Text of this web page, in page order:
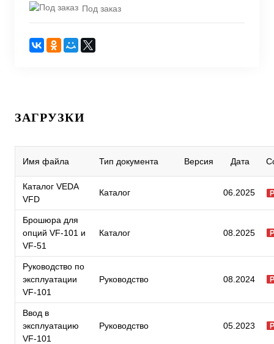
Под заказ
ЗАГРУЗКИ
Имя файла Тип документа Версия Дата
Каталог VEDA
VFD
Каталог 06.2025
Брошюра для
опций VF-101 и
VF-51
Каталог 08.2025
Руководство по
эксплуатации
VF-101
Руководство 08.2024
Ввод в
эксплуатацию
VF-101
Руководство 05.2023